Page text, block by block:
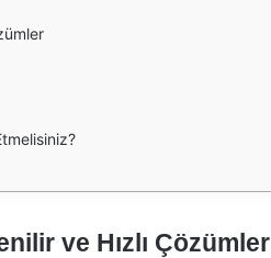
ve Hızlı Çözümler